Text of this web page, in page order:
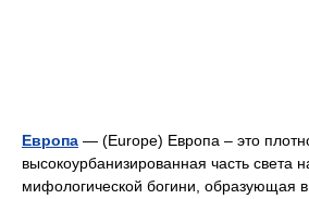
Европа — (Europe) Европа – это
высокоурбанизированная часть света
мифологической богини, образующая